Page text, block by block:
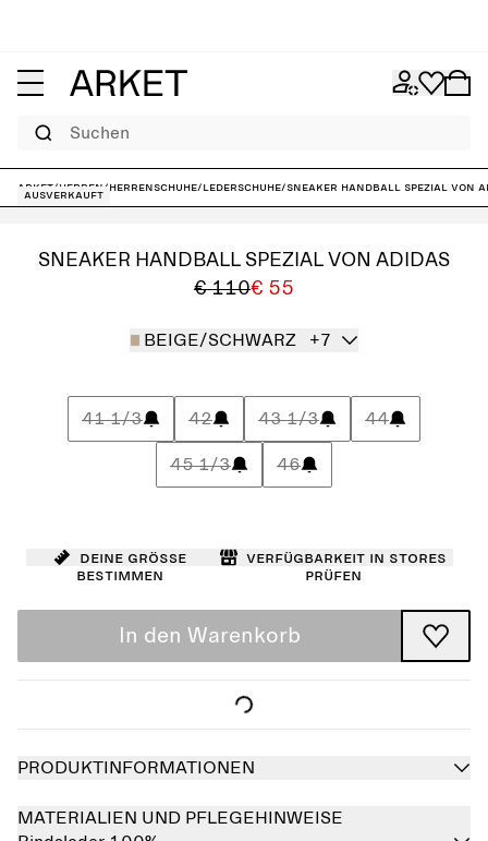
Suchen
ARKET/Herren /Herrenschuhe/Lederschuhe/Sneaker Handball Spezial von
Ausverkauft
SNEAKER HANDBALL SPEZIAL VON ADIDAS
€ 110€ 55
BEIGE/SCHWARZ +7
41 1/3 42 43 1/3 44
45 1/3 46
Deine Größe
bestimmen
Verfügbarkeit in Stores
prüfen
In den Warenkorb
PRODUKTINFORMATIONEN
MATERIALIEN UND PFLEGEHINWEISE